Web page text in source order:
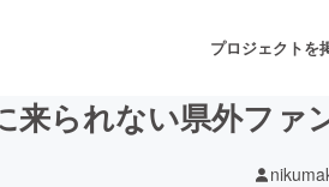
プロジェクトを
来られない県外ファ